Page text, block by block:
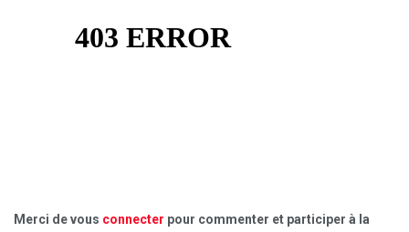
Merci de vous connecter pour commenter et participer à la